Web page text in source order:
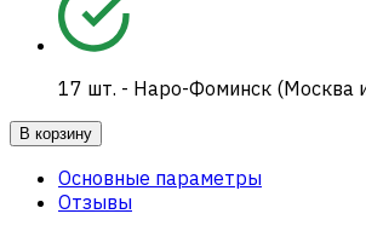
17 шт. - Наро-Фоминск (Москва
В корзину
Основные параметры
Отзывы